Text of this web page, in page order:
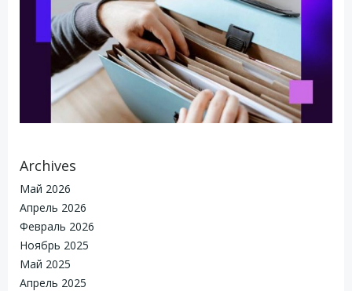
Archives
Май 2026
Апрель 2026
Февраль 2026
Ноябрь 2025
Май 2025
Апрель 2025